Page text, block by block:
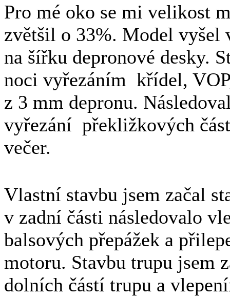
Pro mé oko se mi velikost
zvětšil o 33%. Model vyšel
na šířku depronové desky.
noci vyřezáním křídel,
z 3 mm depronu.
vyřezání překližkových
večer.
Vlastní stavbu jsem začal
v zadní části následovalo
balsových přepážek a
motoru. Stavbu trupu jsem
dolních částí trupu a